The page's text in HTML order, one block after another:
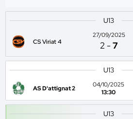
U13
CS Viriat 4
27/09/2025
2 -7
U13
AS D'attignat 2
04/10/2025
13:30
U13